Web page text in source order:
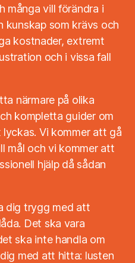
många vill förändra i
kunskap som krävs och
kostnader, extremt
och i vissa fall
närmare på olika
kompletta guider om
Vi kommer att gå
mål och vi kommer att
hjälp då sådan
dig trygg med att
Det ska vara
ska inte handla om
med att hitta: lusten